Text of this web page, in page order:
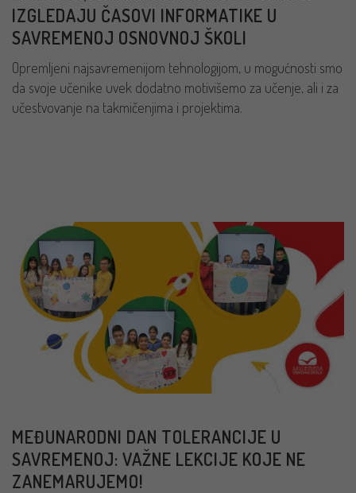
IZGLEDAJU ČASOVI INFORMATIKE U
SAVREMENOJ OSNOVNOJ ŠKOLI
Opremljeni najsavremenijom tehnologijom, u mogućnosti smo
da svoje učenike uvek dodatno motivišemo za učenje, ali i za
učestvovanje na takmičenjima i projektima.
MEĐUNARODNI DAN TOLERANCIJE U
SAVREMENOJ: VAŽNE LEKCIJE KOJE NE
ZANEMARUJEMO!